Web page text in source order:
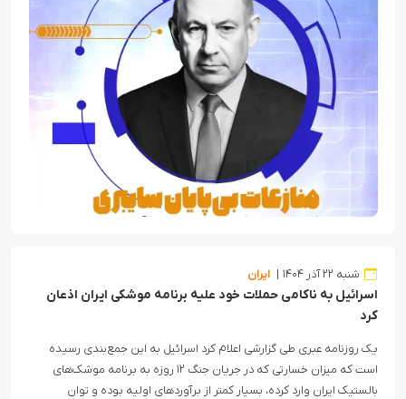
شنبه ۲۲ آذر ۱۴۰۴ ایران
اسرائیل به ناکامی حملات خود علیه برنامه موشکی ایران اذعان
کرد
یک روزنامه عبری طی گزارشی اعلام کرد اسرائیل به این جمع‌بندی رسیده
است که میزان خسارتی که در جریان جنگ ۱۲ روزه به برنامه موشک‌های
بالستیک ایران وارد کرده، بسیار کمتر از برآوردهای اولیه بوده و توان